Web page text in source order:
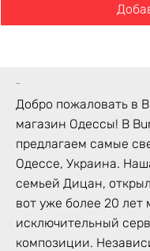
bunch
Добро пожаловать в
магазин Одессы! В
предлагаем самые
Одессе, Украина.
семьей Дицан,
вот уже более 20 лет
исключительный
композиции.